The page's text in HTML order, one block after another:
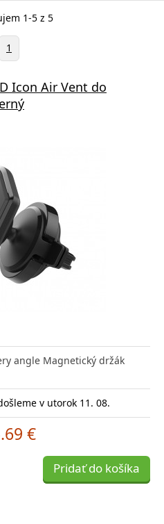
1-5 z 5
1
Icon Air Vent do
angle Magnetický držák
v utorok 11. 08.
€
Pridať do košíka